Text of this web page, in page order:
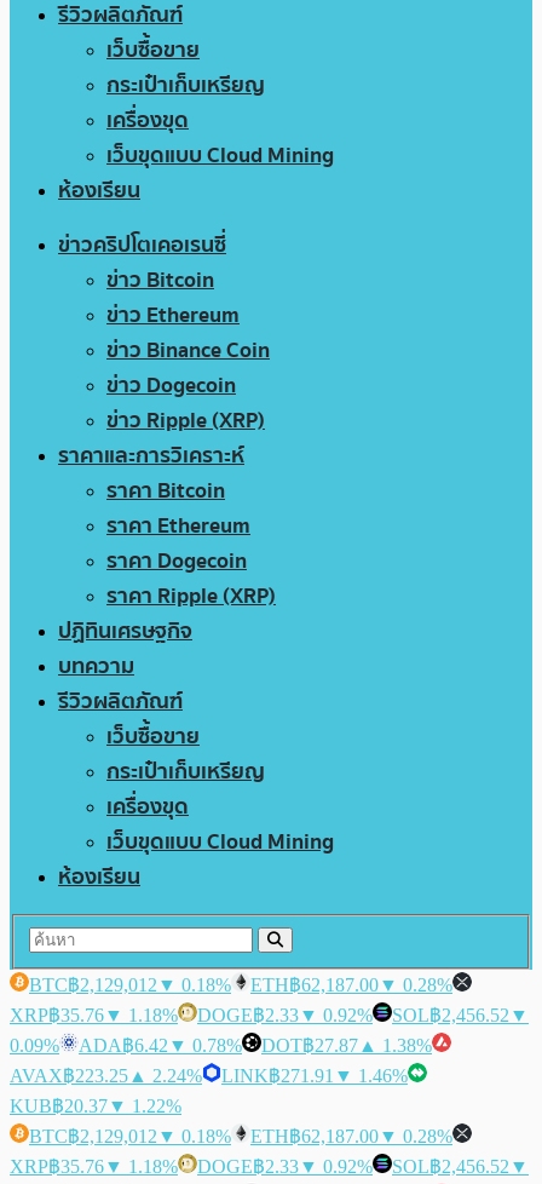
รีวิวผลิตภัณฑ์
เว็บซื้อขาย
กระเป๋าเก็บเหรียญ
เครื่องขุด
เว็บขุดแบบ Cloud Mining
ห้องเรียน
ข่าวคริปโตเคอเรนซี่
ข่าว Bitcoin
ข่าว Ethereum
ข่าว Binance Coin
ข่าว Dogecoin
ข่าว Ripple (XRP)
ราคาและการวิเคราะห์
ราคา Bitcoin
ราคา Ethereum
ราคา Dogecoin
ราคา Ripple (XRP)
ปฏิทินเศรษฐกิจ
บทความ
รีวิวผลิตภัณฑ์
เว็บซื้อขาย
กระเป๋าเก็บเหรียญ
เครื่องขุด
เว็บขุดแบบ Cloud Mining
ห้องเรียน
BTC฿2,129,012 ▼ 0.18% ETH฿62,187.00▼ 0.28%
XRP฿35.76▼ 1.18% DOGE฿2.33▼ 0.92% SOL฿2,456.52 ▼
0.09%
ADA฿6.42 ▼ 0.78% DOT฿27.87 ▲ 1.38%
AVAX฿223.25 ▲ 2.24% LINK฿271.91 ▼ 1.46%
KUB฿20.37▼ 1.22%
BTC฿2,129,012 ▼ 0.18% ETH฿62,187.00▼ 0.28%
XRP฿35.76▼ 1.18% DOGE฿2.33▼ 0.92% SOL฿2,456.52 ▼